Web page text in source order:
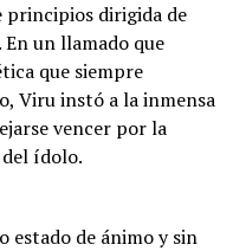
principios dirigida de
un llamado que
que siempre
Viru instó a la inmensa
vencer por la
ídolo.
estado de ánimo y sin